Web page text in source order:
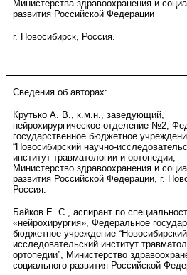
Министерства здравоохранения и
развития Российской Федерации
г. Новосибирск, Россия.
Сведения об авторах:
Крутько А. В., к.м.н., заведующий,
нейрохирургическое отделение №2,
государственное бюджетное
“Новосибирский научно-
институт травматологии и ортопедии,
Министерство здравоохранения и
развития Российской Федерации, г.
Россия.
Байков Е. С., аспирант по
«нейрохирургия», Федеральное
бюджетное учреждение
исследовательский институт
ортопедии”, Министерство
социального развития Российской